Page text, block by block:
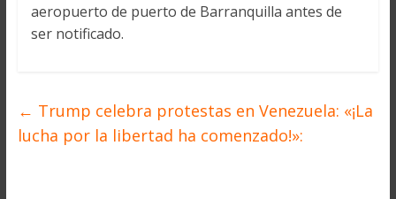
aeropuerto de puerto de Barranquilla antes de
ser notificado.
← Trump celebra protestas en Venezuela: «¡La
lucha por la libertad ha comenzado!»: